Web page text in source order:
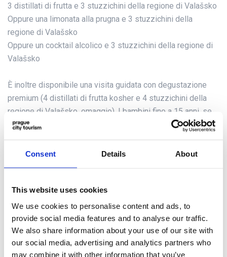
Consent Details About
This website uses cookies
We use cookies to personalise content and ads, to
provide social media features and to analyse our traffic.
We also share information about your use of our site with
our social media, advertising and analytics partners who
may combine it with other information that you’ve
3 distillati di frutta e 3 stuzzichini della regione di Valašsko
Oppure una limonata alla prugna e 3 stuzzichini della
regione di Valašsko
Oppure un cocktail alcolico e 3 stuzzichini della regione di
Valašsko
È inoltre disponibile una visita guidata con degustazione
premium (4 distillati di frutta kosher e 4 stuzzichini della
regione di Valašsko, omaggio). I bambini fino a 15 anni, se
accompagnati da un adulto pagante, entrano gratuitamente
Indirizzo
U Lužického semináře 116
La fermata più vicina
TRAM Malostranská
Orario di apertura
Lunedì–giovedì, domenica: 10:30 – 18:30 (ultima visita alle